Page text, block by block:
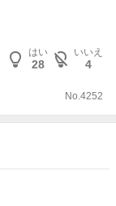
はい
28
いいえ
4
No. 4252